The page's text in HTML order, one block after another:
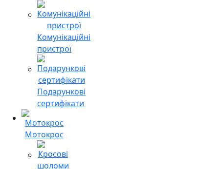
Комунікаційні
пристрої
Подарункові
сертифікати
Мотокрос